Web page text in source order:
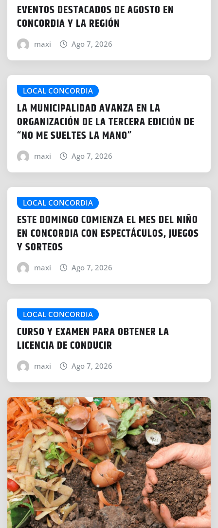
EVENTOS DESTACADOS DE AGOSTO EN
CONCORDIA Y LA REGIÓN
maxi Ago 7, 2026
LOCAL CONCORDIA
LA MUNICIPALIDAD AVANZA EN LA
ORGANIZACIÓN DE LA TERCERA EDICIÓN DE
“NO ME SUELTES LA MANO”
maxi Ago 7, 2026
LOCAL CONCORDIA
ESTE DOMINGO COMIENZA EL MES DEL NIÑO
EN CONCORDIA CON ESPECTÁCULOS, JUEGOS
Y SORTEOS
maxi Ago 7, 2026
LOCAL CONCORDIA
CURSO Y EXAMEN PARA OBTENER LA
LICENCIA DE CONDUCIR
maxi Ago 7, 2026